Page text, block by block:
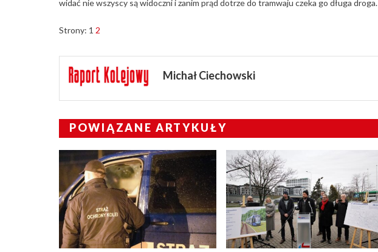
widać nie wszyscy są widoczni i zanim prąd dotrze do tramwaju czeka go długa droga.
Strony: 1 2
Michał Ciechowski
POWIĄZANE ARTYKUŁY